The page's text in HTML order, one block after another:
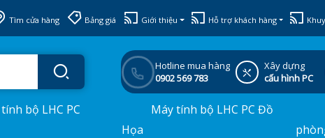
Tìm cửa hàng Bảng giá Giới thiệu Hỗ trợ khách hàng
Hotline mua hàng
0902 569 783
Xây dựng
cấu hình PC
bộ LHC PC
Máy tính bộ LHC PC Đồ
Họa